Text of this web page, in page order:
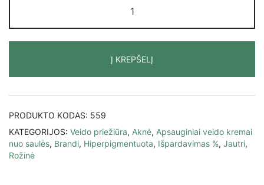
Į KREPŠELĮ
PRODUKTO KODAS: 559
KATEGORIJOS: Veido priežiūra, Aknė, Apsauginiai veido kremai
nuo saulės, Brandi, Hiperpigmentuota, Išpardavimas %, Jautri,
Rožinė